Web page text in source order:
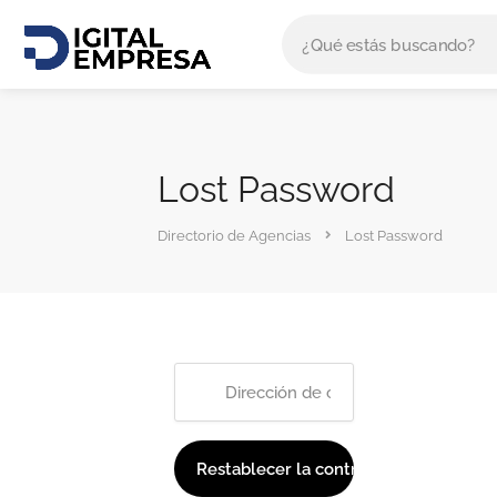
Lost Password
Directorio de Agencias Lost Password